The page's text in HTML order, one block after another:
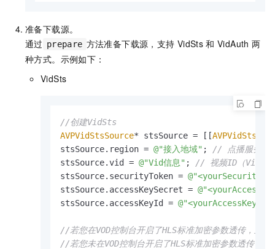
准备下载源。
通过 prepare 方法准备下载源，支持 VidSts 和 VidAuth 两
种方式。示例如下：
VidSts
//创建VidSts
AVPVidStsSource* stsSource = [[
stsSource.region = @"接入地域" ;
// 点播服务的
stsSource.vid = @"Vid信息" ;
// 视频ID（
stsSource.securityToken =
stsSource.accessKeySecret =
stsSource.accessKeyId =
//若您在VOD控制台开启了HLS标准加密参数透传，
//若您未在VOD控制台开启了HLS标准加密参数透传，